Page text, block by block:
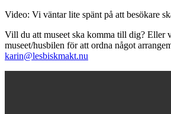
Video: Vi väntar lite spänt på att besökare
Vill du att museet ska komma till dig? Eller
museet/husbilen för att ordna något
karin@lesbiskmakt.nu